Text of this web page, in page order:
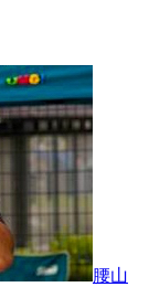
腰山